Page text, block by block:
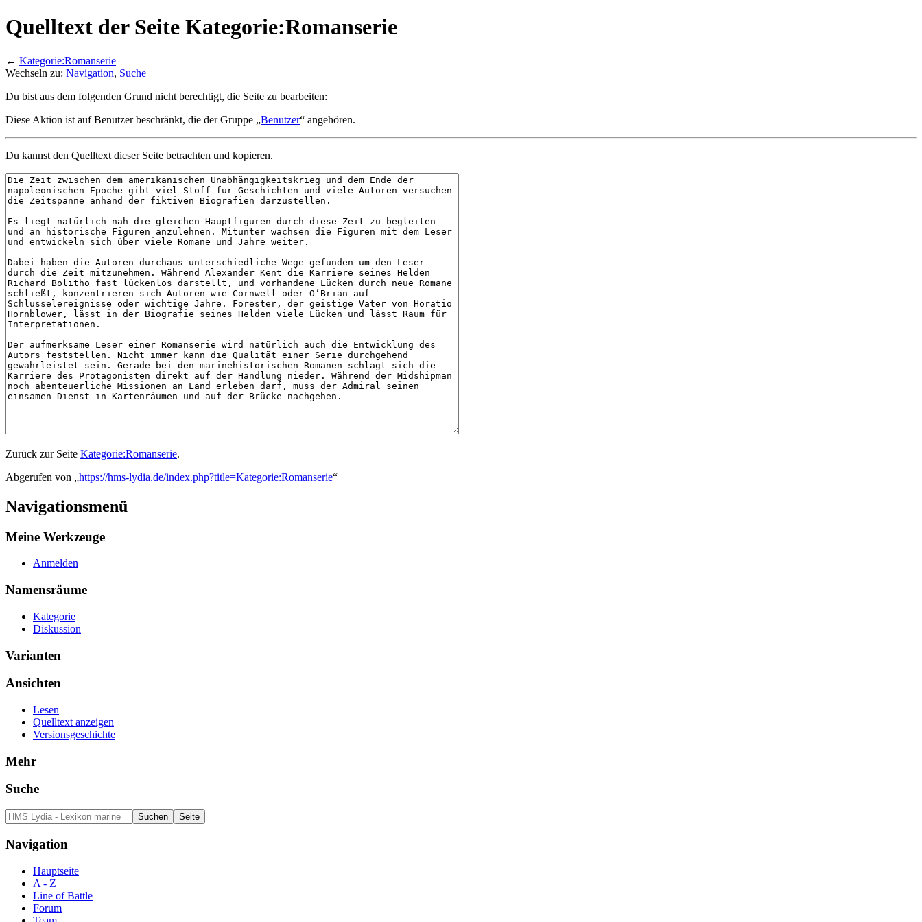
Quelltext der Seite Kategorie:Romanserie
← Kategorie:Romanserie
Wechseln zu: Navigation, Suche
Du bist aus dem folgenden Grund nicht berechtigt, die Seite zu bearbeiten:
Diese Aktion ist auf Benutzer beschränkt, die der Gruppe „Benutzer“ angehören.
Du kannst den Quelltext dieser Seite betrachten und kopieren.
Zurück zur Seite Kategorie:Romanserie.
Abgerufen von „https://hms-lydia.de/index.php?title=Kategorie:Romanserie“
Navigationsmenü
Meine Werkzeuge
Anmelden
Namensräume
Kategorie
Diskussion
Varianten
Ansichten
Lesen
Quelltext anzeigen
Versionsgeschichte
Mehr
Suche
Navigation
Hauptseite
A - Z
Line of Battle
Forum